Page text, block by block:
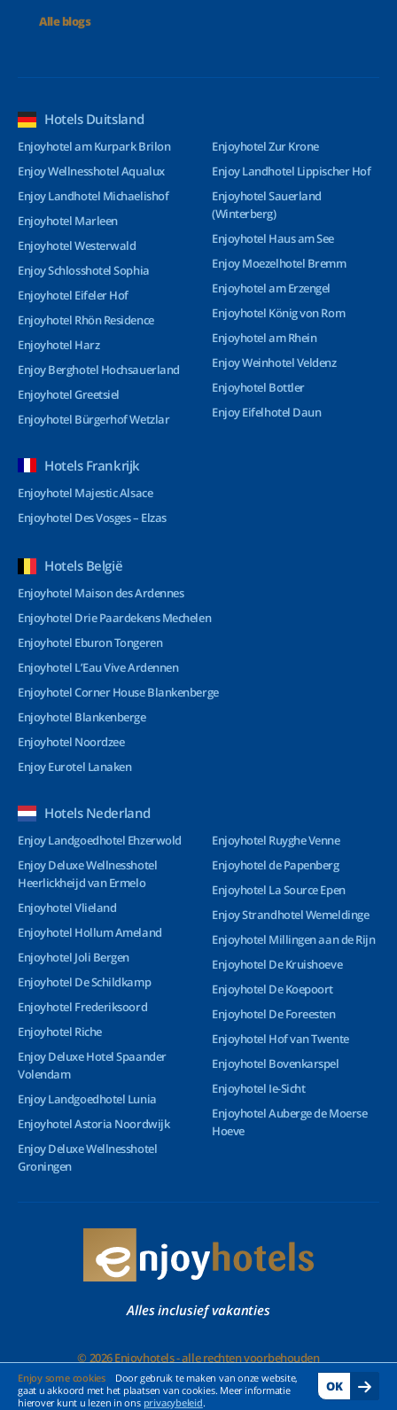
Enjoy some cookies
Door gebruik te maken van onze website,
gaat u akkoord met het plaatsen van cookies. Meer informatie
hierover kunt u lezen in ons privacybeleid.
OK
Alle blogs
Hotels Duitsland
Enjoyhotel am Kurpark Brilon
Enjoy Wellnesshotel Aqualux
Enjoy Landhotel Michaelishof
Enjoyhotel Marleen
Enjoyhotel Westerwald
Enjoy Schlosshotel Sophia
Enjoyhotel Eifeler Hof
Enjoyhotel Rhön Residence
Enjoyhotel Harz
Enjoy Berghotel Hochsauerland
Enjoyhotel Greetsiel
Enjoyhotel Bürgerhof Wetzlar
Enjoyhotel Zur Krone
Enjoy Landhotel Lippischer Hof
Enjoyhotel Sauerland
(Winterberg)
Enjoyhotel Haus am See
Enjoy Moezelhotel Bremm
Enjoyhotel am Erzengel
Enjoyhotel König von Rom
Enjoyhotel am Rhein
Enjoy Weinhotel Veldenz
Enjoyhotel Bottler
Enjoy Eifelhotel Daun
Hotels Frankrijk
Enjoyhotel Majestic Alsace
Enjoyhotel Des Vosges – Elzas
Hotels België
Enjoyhotel Maison des Ardennes
Enjoyhotel Drie Paardekens Mechelen
Enjoyhotel Eburon Tongeren
Enjoyhotel L’Eau Vive Ardennen
Enjoyhotel Corner House Blankenberge
Enjoyhotel Blankenberge
Enjoyhotel Noordzee
Enjoy Eurotel Lanaken
Hotels Nederland
Enjoy Landgoedhotel Ehzerwold
Enjoy Deluxe Wellnesshotel
Heerlickheijd van Ermelo
Enjoyhotel Vlieland
Enjoyhotel Hollum Ameland
Enjoyhotel Joli Bergen
Enjoyhotel De Schildkamp
Enjoyhotel Frederiksoord
Enjoyhotel Riche
Enjoy Deluxe Hotel Spaander
Volendam
Enjoy Landgoedhotel Lunia
Enjoyhotel Astoria Noordwijk
Enjoy Deluxe Wellnesshotel
Groningen
Enjoyhotel Ruyghe Venne
Enjoyhotel de Papenberg
Enjoyhotel La Source Epen
Enjoy Strandhotel Wemeldinge
Enjoyhotel Millingen aan de Rijn
Enjoyhotel De Kruishoeve
Enjoyhotel De Koepoort
Enjoyhotel De Foreesten
Enjoyhotel Hof van Twente
Enjoyhotel Bovenkarspel
Enjoyhotel Ie-Sicht
Enjoyhotel Auberge de Moerse
Hoeve
Alles inclusief vakanties
© 2026 Enjoyhotels - alle rechten voorbehouden